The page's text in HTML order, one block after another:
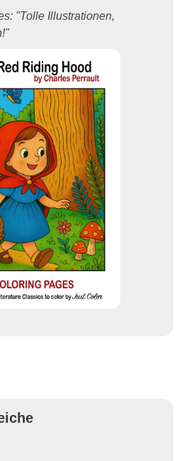
"Tolle Illustrationen,